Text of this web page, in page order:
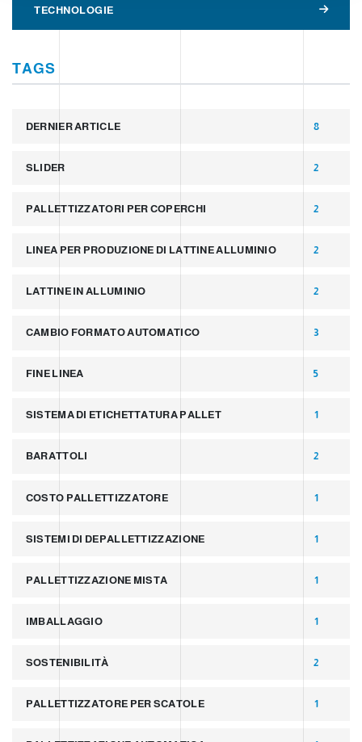
TECHNOLOGIE
TAGS
DERNIER ARTICLE 8
SLIDER 2
PALLETTIZZATORI PER COPERCHI 2
LINEA PER PRODUZIONE DI LATTINE ALLUMINIO 2
LATTINE IN ALLUMINIO 2
CAMBIO FORMATO AUTOMATICO 3
FINE LINEA 5
SISTEMA DI ETICHETTATURA PALLET 1
BARATTOLI 2
COSTO PALLETTIZZATORE 1
SISTEMI DI DEPALLETTIZZAZIONE 1
PALLETTIZZAZIONE MISTA 1
IMBALLAGGIO 1
SOSTENIBILITÀ 2
PALLETTIZZATORE PER SCATOLE 1